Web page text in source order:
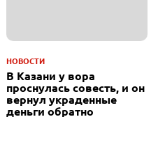
НОВОСТИ
В Казани у вора
проснулась совесть, и он
вернул украденные
деньги обратно